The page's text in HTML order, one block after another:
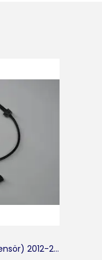
B-max ön abs kablosu ( sensör) 2012-2016 ITHAL